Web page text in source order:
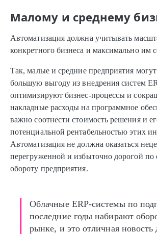
Малому и среднему
Автоматизация должна учитывать
конкретного бизнеса и максимально им
Так, малые и средние предприятия могут
большую выгоду из внедрения систем
оптимизируют бизнес-процессы и
накладные расходы на программное
важно соотнести стоимость решения и
потенциальной рентабельностью этих
Автоматизация не должна оказаться
перегруженной и избыточно дорогой
обороту предприятия.
Облачные ERP-системы по
последние годы набирают
рынке, и это отличная